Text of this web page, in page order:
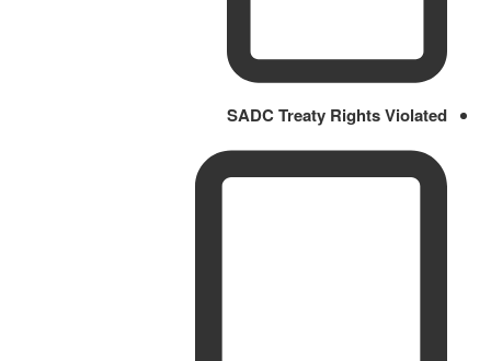
SADC Treaty Rights Violated